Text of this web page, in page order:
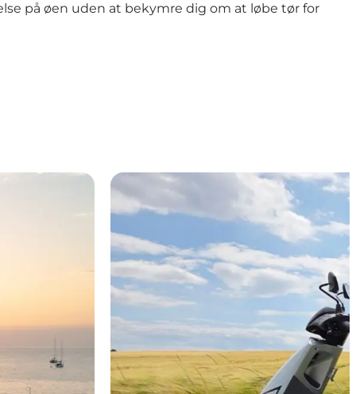
på øen uden at bekymre dig om at løbe tør for